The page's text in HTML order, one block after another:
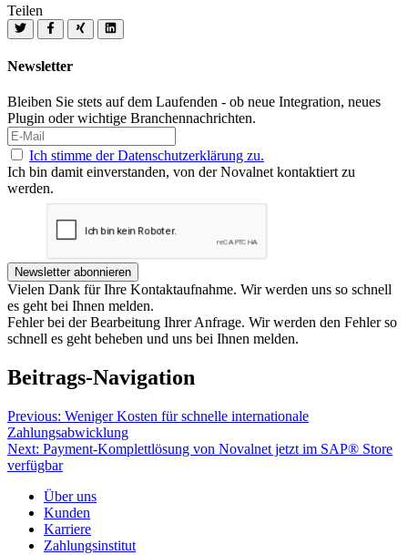
Teilen
Newsletter
Bleiben Sie stets auf dem Laufenden - ob neue Integration, neues
Plugin oder wichtige Branchennachrichten.
Ich stimme der Datenschutzerklärung zu.
Ich bin damit einverstanden, von der Novalnet kontaktiert zu
werden.
Newsletter abonnieren
Vielen Dank für Ihre Kontaktaufnahme. Wir werden uns so schnell
es geht bei Ihnen melden.
Fehler bei der Bearbeitung Ihrer Anfrage. Wir werden den Fehler so
schnell es geht beheben und uns bei Ihnen melden.
Beitrags-Navigation
Previous: Weniger Kosten für schnelle internationale
Zahlungsabwicklung
Next: Payment-Komplettlösung von Novalnet jetzt im SAP® Store
verfügbar
Über uns
Kunden
Karriere
Zahlungsinstitut